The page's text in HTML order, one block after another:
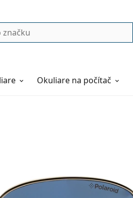
Okuliare na počítač